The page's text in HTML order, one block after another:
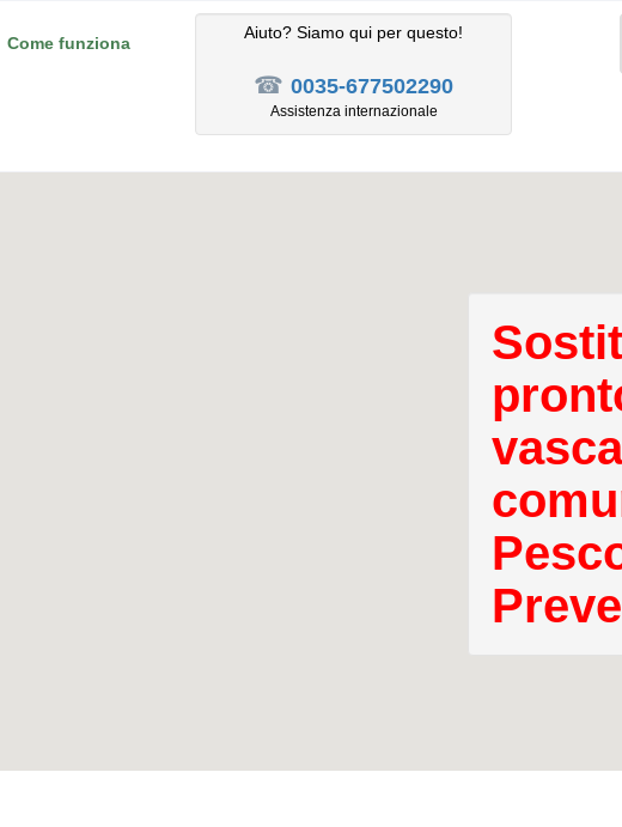
Come funziona
Aiuto? Siamo qui per questo!
☎ 0035-677502290
Assistenza internazionale